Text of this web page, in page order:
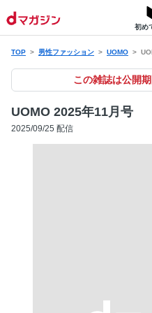
初め
TOP 男性ファッション UOMO
この雑誌は公開
UOMO 2025年11月号
2025/09/25 配信